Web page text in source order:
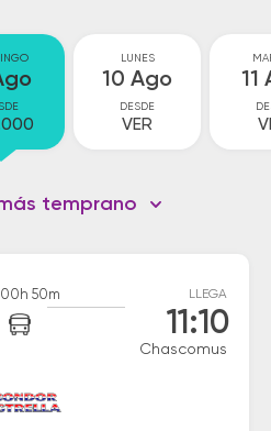
LUNES
10 Ago
DESDE
VER
11
temprano
00h 50m LLEGA
11:10
Chascomus